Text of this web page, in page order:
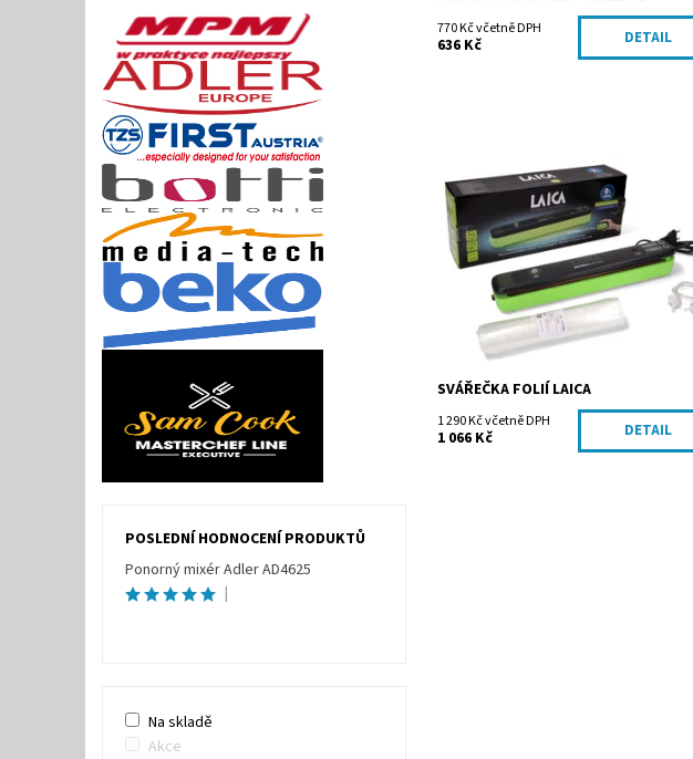
770 Kč včetně DPH
636 Kč DETAIL
Dostupnost:
Na dotaz
Kód:
VT3104
Značka:
Laica S.p.A.
SVÁŘEČKA FOLIÍ LAICA
1 290 Kč včetně DPH
1 066 Kč DETAIL
POSLEDNÍ HODNOCENÍ PRODUKTŮ
Ponorný mixér Adler AD4625
|
Na skladě
Akce